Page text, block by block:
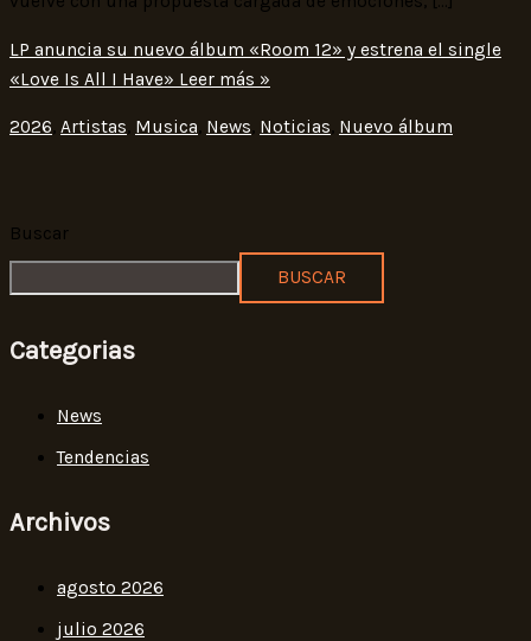
LP anuncia su nuevo álbum «Room 12» y estrena el single
«Love Is All I Have» Leer más »
2026, Artistas, Musica, News, Noticias, Nuevo álbum
Buscar
BUSCAR
Categorias
News
Tendencias
Archivos
agosto 2026
julio 2026